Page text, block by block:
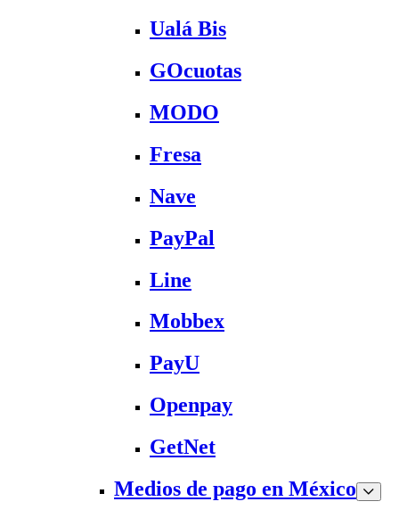
Ualá Bis
GOcuotas
MODO
Fresa
Nave
PayPal
Line
Mobbex
PayU
Openpay
GetNet
Medios de pago en México